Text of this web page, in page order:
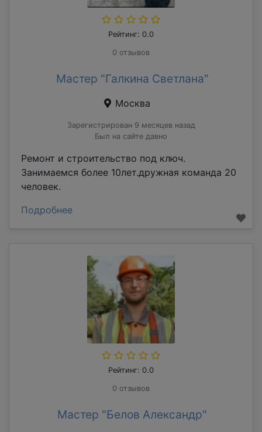
Рейтинг: 0.0
0 отзывов
Мастер "Галкина Светлана"
Москва
Зарегистрирован 9 месяцев назад
Был на сайте давно
Ремонт и строительство под ключ.
Занимаемся более 10лет.дружная команда 20
человек.
Подробнее
Рейтинг: 0.0
0 отзывов
Мастер "Белов Александр"